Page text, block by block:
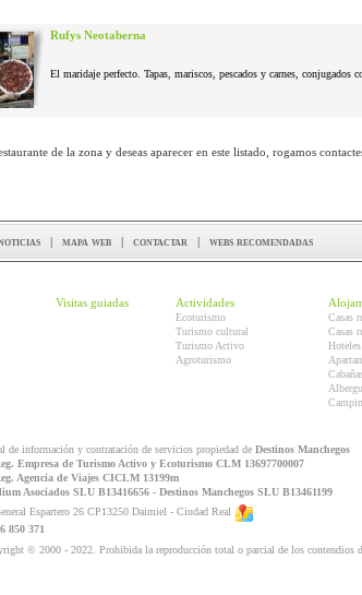
Rufys Neotaberna
El maridaje perfecto. Tapas, mariscos, pescados y carnes, conjugados
de la zona y deseas aparecer en este listado, rogamos
| mapa web | contactar | webs recomendadas
Visitas guiadas Actividades
Ecoturismo
Turismo cultural
Turismo Activo
Agroturismo
Casas
Casas
Hoteles
de información y contratación de servicios propiedad de Destinos Manchegos
Empresa de Turismo Activo y Ecoturismo CLM 13697700007
Agencia de Viajes CICLM 13199m
Asociados SLU B13416656 - Destinos Manchegos SLU B13461199
Espartero 26 CP13250 Daimiel - Ciudad Real
850 371
© 2000 - 2022. Prohibida la reproducción total o parcial de los contendios